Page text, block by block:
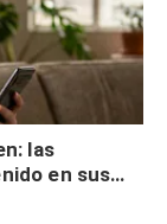
las
en sus